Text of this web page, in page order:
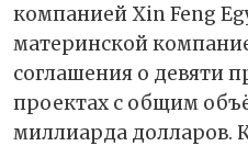
компанией Xin Feng
материнской
соглашения о девяти
проектах с общим
миллиарда долларов.